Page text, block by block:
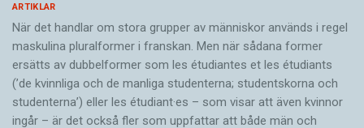
ARTIKLAR
När det handlar om stora grupper av människor används i regel
maskulina pluralformer i franskan. Men när sådana ­former
ersätts av dubbel­former som les étudiantes et les étudiants
(’de kvinnliga och de manliga studenterna; studentskorna och
studenterna’) eller les étudiant·es – som visar att även kvinnor
ingår – är det också fler som uppfattar att både män och